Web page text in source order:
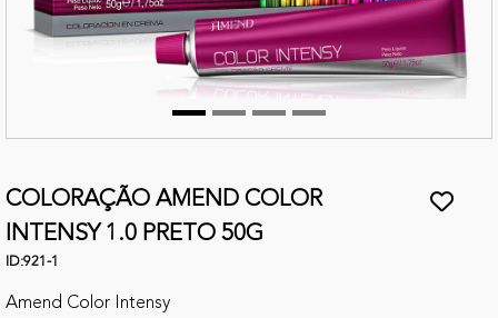
COLORAÇÃO AMEND COLOR
INTENSY 1.0 PRETO 50G
ID:921-1
Amend Color Intensy